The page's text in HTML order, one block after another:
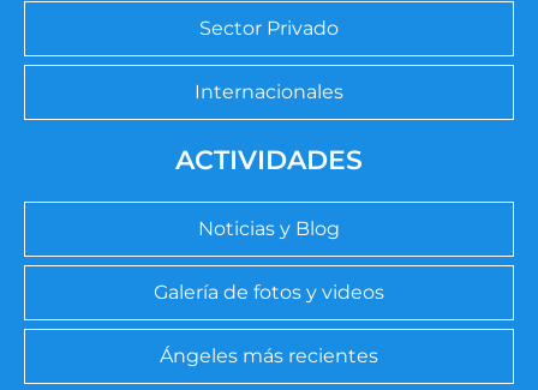
Sector Privado
Internacionales
ACTIVIDADES
Noticias y Blog
Galería de fotos y videos
Ángeles más recientes